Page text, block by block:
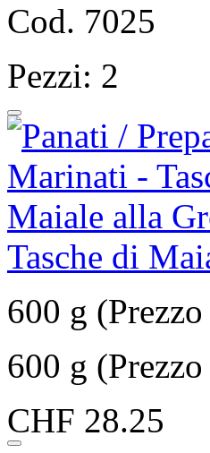
Cod. 7025
Pezzi: 2
Tasche di
600 g
600 g
CHF 28.25